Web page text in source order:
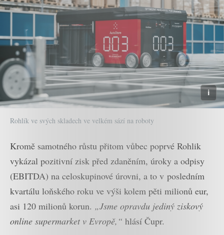
Rohlík ve svých skladech ve velkém sází na roboty
Kromě samotného růstu přitom vůbec poprvé Rohlik
vykázal pozitivní zisk před zdaněním, úroky a odpisy
(EBITDA) na celoskupinové úrovni, a to v posledním
kvartálu loňského roku ve výši kolem pěti milionů eur,
asi 120 milionů korun. „Jsme opravdu jediný ziskový
online supermarket v Evropě,“ hlásí Čupr.